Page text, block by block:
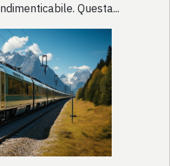
Questa...